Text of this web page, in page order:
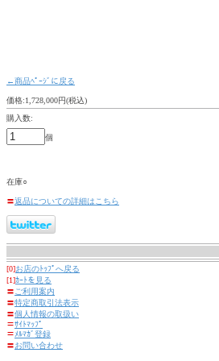
←商品ﾍﾟｰｼﾞに戻る
価格:1,728,000円(税込)
購入数:
個
在庫○
〓返品についての詳細はこちら
[0]お店のﾄｯﾌﾟへ戻る
[1]ｶｰﾄを見る
〓ご利用案内
〓特定商取引法表示
〓個人情報の取扱い
〓ｻｲﾄﾏｯﾌﾟ
〓ﾒﾙﾏｶﾞ登録
〓お問い合わせ